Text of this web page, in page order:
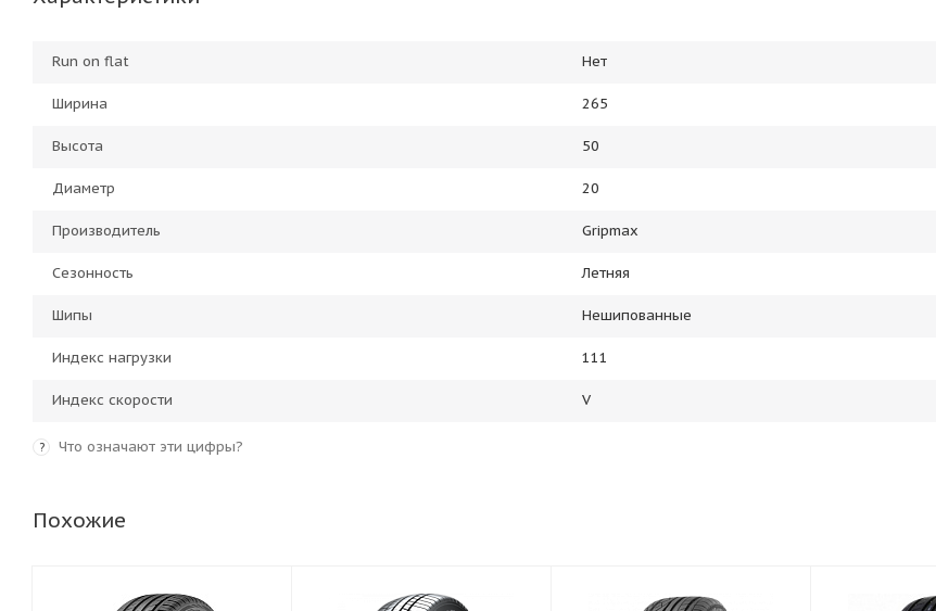
Run on flat Нет
Ширина 265
Высота 50
Диаметр 20
Производитель Gripmax
Сезонность Летняя
Шипы Нешипованные
Индекс нагрузки 111
Индекс скорости V
? Что означают эти цифры?
Похожие